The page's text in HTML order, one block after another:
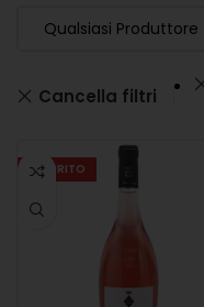
Qualsiasi Produttore
Cancella filtri
ESAURITO